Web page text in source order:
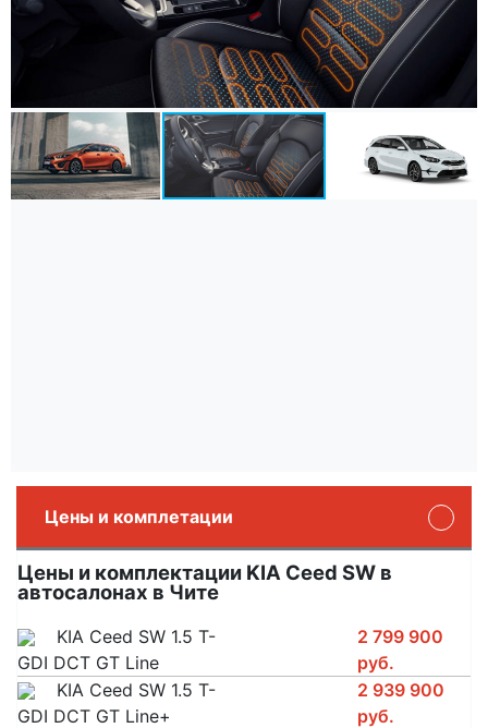
Цены и комплетации
Цены и комплектации KIA Ceed SW в
автосалонах в Чите
KIA Ceed SW 1.5 T-
GDI DCT GT Line
2 799 900
руб.
KIA Ceed SW 1.5 T-
GDI DCT GT Line+
2 939 900
руб.